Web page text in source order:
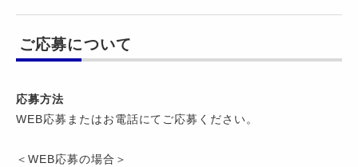
ご応募について
応募方法
WEB応募またはお電話にてご応募ください。
＜WEB応募の場合＞